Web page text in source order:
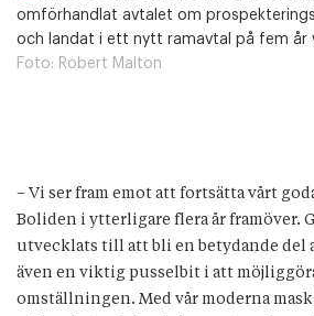
omförhandlat avtalet om
och landat i ett nytt ramavtal på fem år
Foto: Robert Malton
– Vi ser fram emot att fortsätta vårt
Boliden i ytterligare flera år framöver.
utvecklats till att bli en betydande del
även en viktig pusselbit i att
omställningen. Med vår moderna